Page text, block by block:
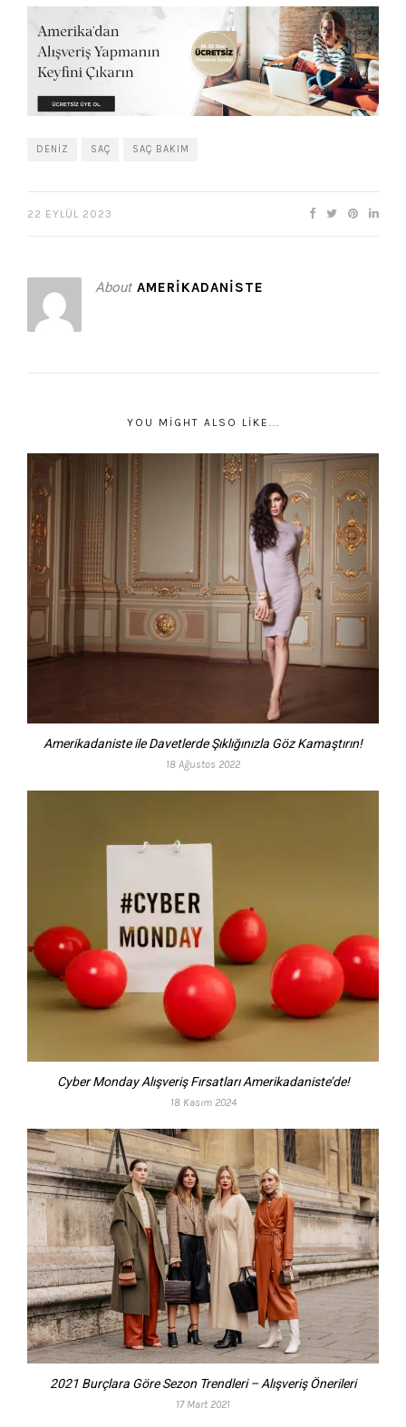
DENIZ SAÇ SAÇ BAKIM
22 EYLÜL 2023
About AMERIKADANISTE
YOU MIGHT ALSO LIKE...
Amerikadaniste ile Davetlerde Şıklığınızla Göz Kamaştırın!
18 Ağustos 2022
Cyber Monday Alışveriş Fırsatları Amerikadaniste’de!
18 Kasım 2024
2021 Burçlara Göre Sezon Trendleri – Alışveriş Önerileri
17 Mart 2021